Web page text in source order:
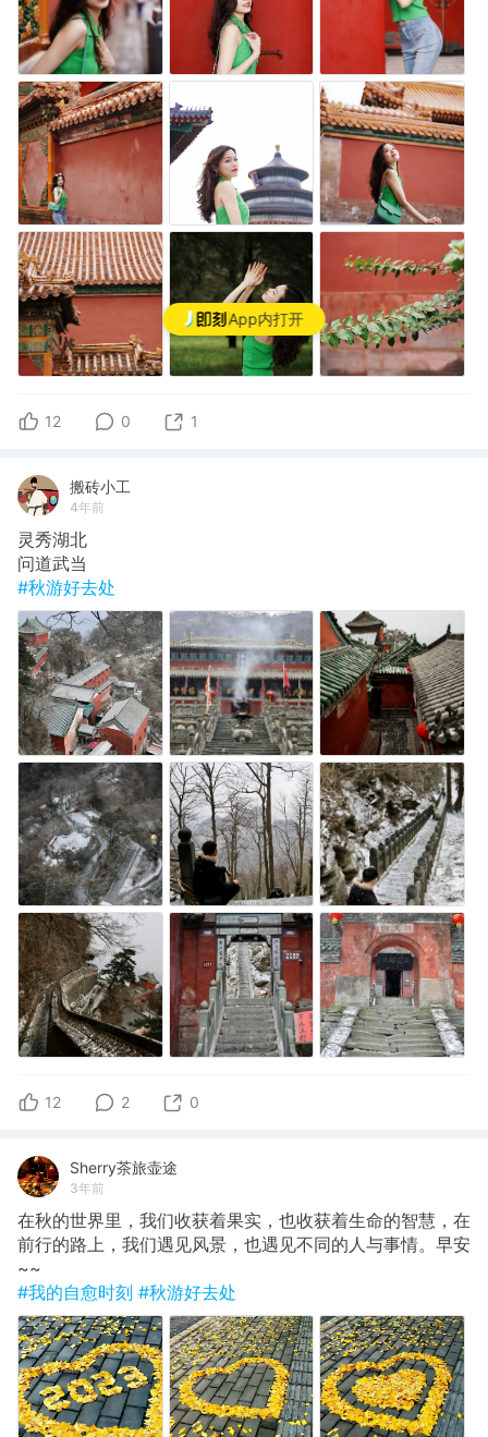
App内打开
12 0 1
搬砖小工
4年前
灵秀湖北
问道武当
#秋游好去处
12 2 0
Sherry茶旅壶途
3年前
在秋的世界里，我们收获着果实，也收获着生命的智慧，在
前行的路上，我们遇见风景，也遇见不同的人与事情。早安
~~
#我的自愈时刻 #秋游好去处